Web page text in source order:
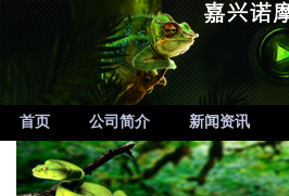
首页 公司简介 新闻资讯